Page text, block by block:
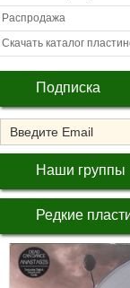
Распродажа
Скачать каталог
Подписка
Наши группы
Редкие